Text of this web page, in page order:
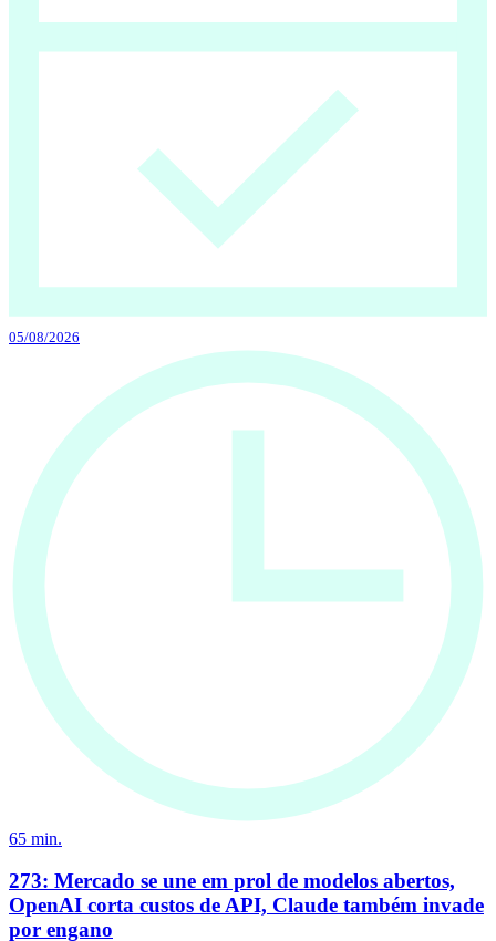
05/08/2026
65 min.
273: Mercado se une em prol de modelos abertos,
OpenAI corta custos de API, Claude também invade
por engano